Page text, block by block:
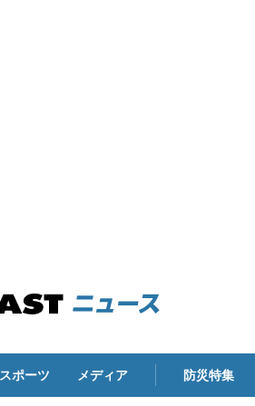
スポーツ メディア 防災特集